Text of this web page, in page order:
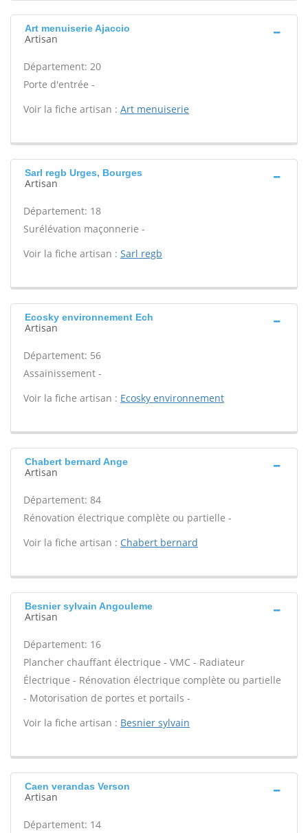
Art menuiserie Ajaccio
Artisan
Département: 20
Porte d'entrée -
Voir la fiche artisan : Art menuiserie
Sarl regb Urges, Bourges
Artisan
Département: 18
Surélévation maçonnerie -
Voir la fiche artisan : Sarl regb
Ecosky environnement Ech
Artisan
Département: 56
Assainissement -
Voir la fiche artisan : Ecosky environnement
Chabert bernard Ange
Artisan
Département: 84
Rénovation électrique complète ou partielle -
Voir la fiche artisan : Chabert bernard
Besnier sylvain Angouleme
Artisan
Département: 16
Plancher chauffant électrique - VMC - Radiateur
Électrique - Rénovation électrique complète ou partielle
- Motorisation de portes et portails -
Voir la fiche artisan : Besnier sylvain
Caen verandas Verson
Artisan
Département: 14